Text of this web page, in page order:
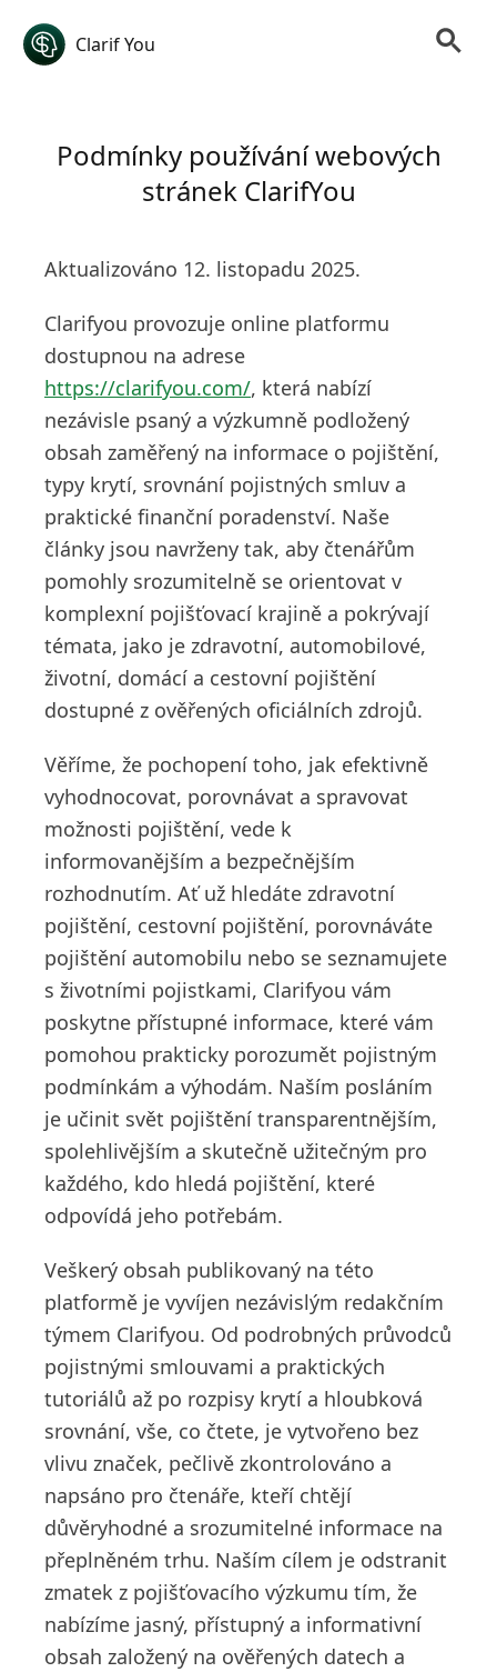
Clarif You
Podmínky používání webových
stránek ClarifYou
Aktualizováno 12. listopadu 2025.
Clarifyou provozuje online platformu
dostupnou na adrese
https://clarifyou.com/, která nabízí
nezávisle psaný a výzkumně podložený
obsah zaměřený na informace o pojištění,
typy krytí, srovnání pojistných smluv a
praktické finanční poradenství. Naše
články jsou navrženy tak, aby čtenářům
pomohly srozumitelně se orientovat v
komplexní pojišťovací krajině a pokrývají
témata, jako je zdravotní, automobilové,
životní, domácí a cestovní pojištění
dostupné z ověřených oficiálních zdrojů.
Věříme, že pochopení toho, jak efektivně
vyhodnocovat, porovnávat a spravovat
možnosti pojištění, vede k
informovanějším a bezpečnějším
rozhodnutím. Ať už hledáte zdravotní
pojištění, cestovní pojištění, porovnáváte
pojištění automobilu nebo se seznamujete
s životními pojistkami, Clarifyou vám
poskytne přístupné informace, které vám
pomohou prakticky porozumět pojistným
podmínkám a výhodám. Naším posláním
je učinit svět pojištění transparentnějším,
spolehlivějším a skutečně užitečným pro
každého, kdo hledá pojištění, které
odpovídá jeho potřebám.
Veškerý obsah publikovaný na této
platformě je vyvíjen nezávislým redakčním
týmem Clarifyou. Od podrobných průvodců
pojistnými smlouvami a praktických
tutoriálů až po rozpisy krytí a hloubková
srovnání, vše, co čtete, je vytvořeno bez
vlivu značek, pečlivě zkontrolováno a
napsáno pro čtenáře, kteří chtějí
důvěryhodné a srozumitelné informace na
přeplněném trhu. Naším cílem je odstranit
zmatek z pojišťovacího výzkumu tím, že
nabízíme jasný, přístupný a informativní
obsah založený na ověřených datech a